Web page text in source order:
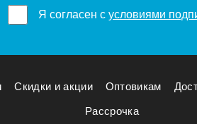
Я согласен с условиями
Скидки и акции Оптовикам
Рассрочка